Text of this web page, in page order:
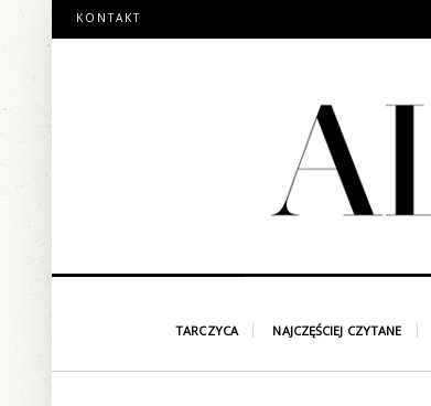
KONTAKT
TARCZYCA NAJCZĘŚCIEJ CZYTANE